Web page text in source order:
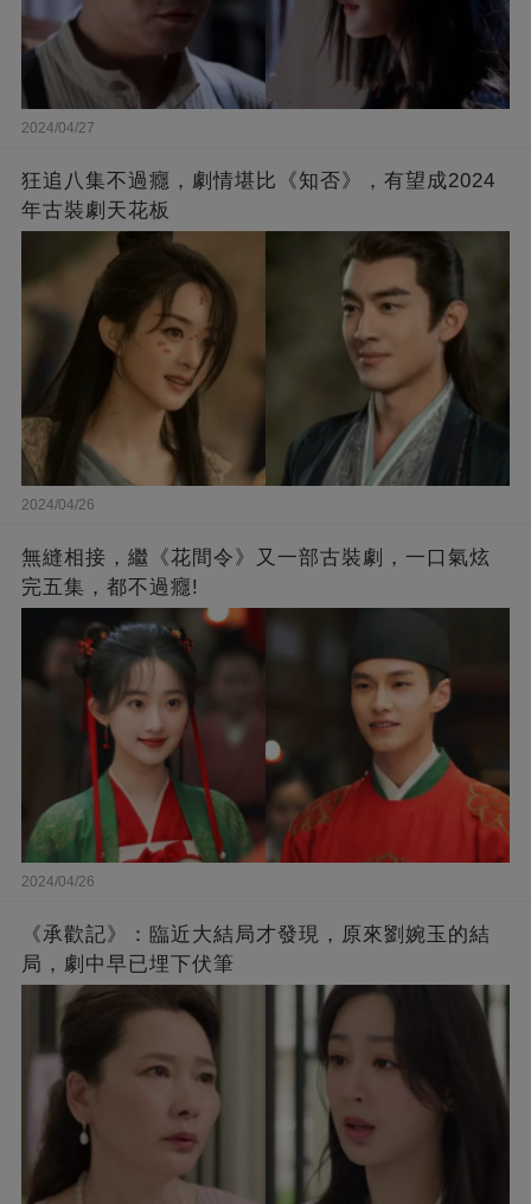
2024/04/27
狂追八集不過癮，劇情堪比《知否》，有望成2024
年古裝劇天花板
2024/04/26
無縫相接，繼《花間令》又一部古裝劇，一口氣炫
完五集，都不過癮!
2024/04/26
《承歡記》：臨近大結局才發現，原來劉婉玉的結
局，劇中早已埋下伏筆